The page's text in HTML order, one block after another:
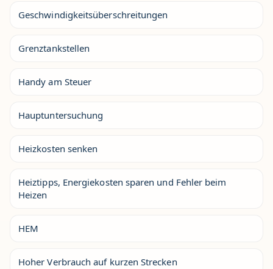
Geschwindigkeitsüberschreitungen
Grenztankstellen
Handy am Steuer
Hauptuntersuchung
Heizkosten senken
Heiztipps, Energiekosten sparen und Fehler beim
Heizen
HEM
Hoher Verbrauch auf kurzen Strecken